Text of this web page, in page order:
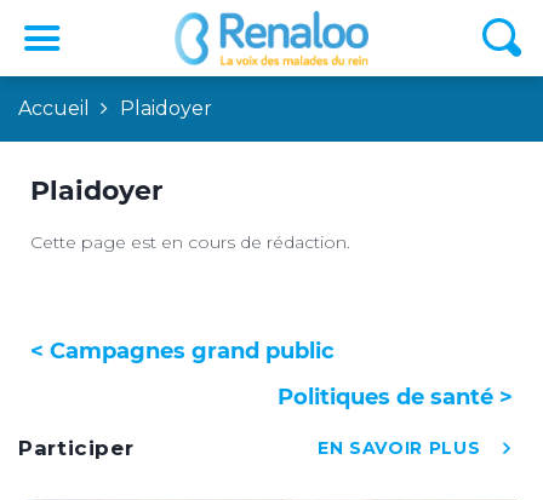
Accueil Plaidoyer
Plaidoyer
Cette page est en cours de rédaction.
< Campagnes grand public
Politiques de santé >
Participer EN SAVOIR PLUS